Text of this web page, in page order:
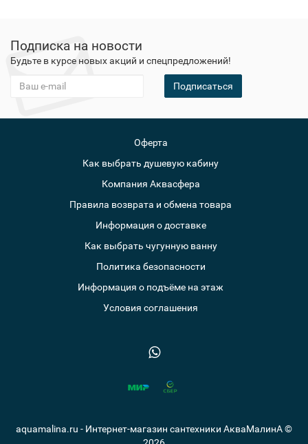
Подписка на новости
Будьте в курсе новых акций и спецпредложений!
Подписаться
Оферта
Как выбрать душевую кабину
Компания Аквасфера
Правила возврата и обмена товара
Информация о доставке
Как выбрать чугунную ванну
Политика безопасности
Информация о подъёме на этаж
Условия соглашения
aquamalina.ru - Интернет-магазин сантехники АкваМалинА ©